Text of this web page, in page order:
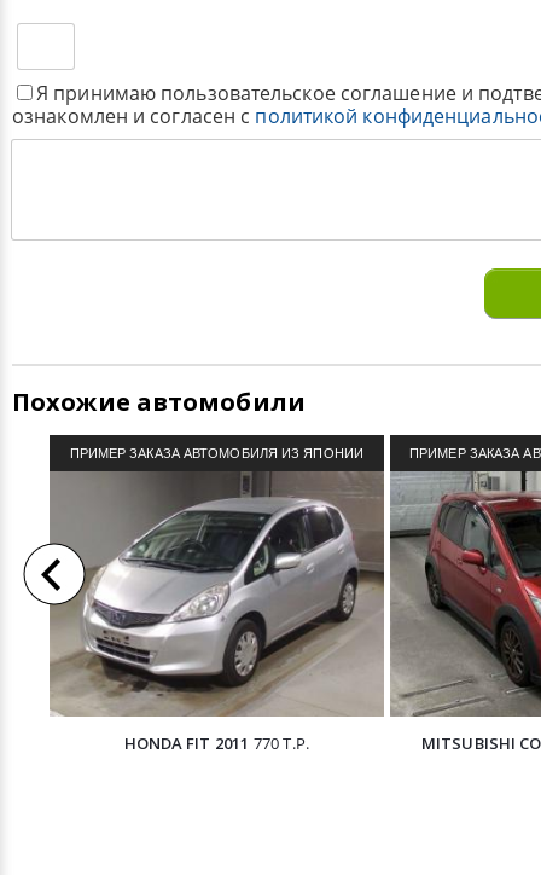
Я принимаю пользовательское соглашение и
ознакомлен и согласен с политикой
Похожие автомобили
ПРИМЕР ЗАКАЗА АВТОМОБИЛЯ ИЗ ЯПОНИИ
HONDA FIT 2011 770 Т.Р.
ПРИМЕР ЗАКАЗА
MITSUBISHI